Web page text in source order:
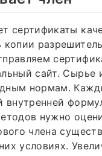
сертификаты
сайт. Сырье
нормам.
внутренней
нужно
члена
условиях.